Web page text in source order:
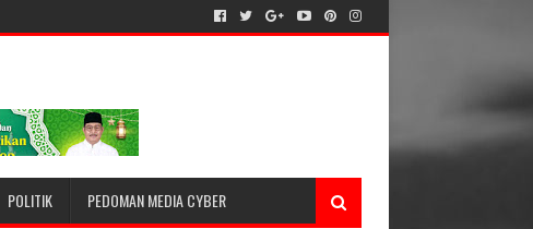
POLITIK PEDOMAN MEDIA CYBER